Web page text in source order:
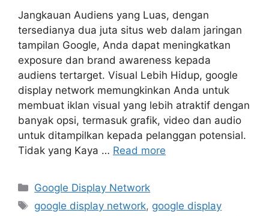
Jangkauan Audiens yang Luas, dengan
tersedianya dua juta situs web dalam jaringan
tampilan Google, Anda dapat meningkatkan
exposure dan brand awareness kepada
audiens tertarget. Visual Lebih Hidup, google
display network memungkinkan Anda untuk
membuat iklan visual yang lebih atraktif dengan
banyak opsi, termasuk grafik, video dan audio
untuk ditampilkan kepada pelanggan potensial.
Tidak yang Kaya … Read more
Google Display Network
google display network, google display